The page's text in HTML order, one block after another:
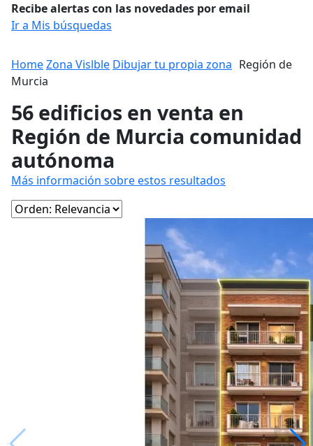
Recibe alertas con las novedades por email
Ir a Mis búsquedas
HomeZona Vislble Dibujar tu propia zona Región de
Murcia
56 edificios en venta en
Región de Murcia comunidad
autónoma
Más información sobre estos resultados